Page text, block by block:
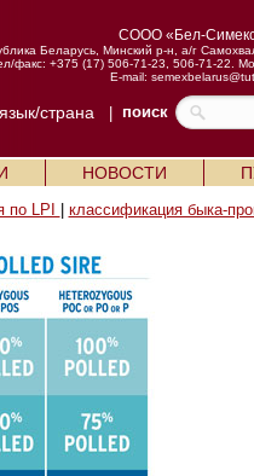
СООО «Бел-
Беларусь, Минский р-н, а/г
факс: +375 (17) 506-71-23, 506-71-22.
E-mail:
язык/страна| поиск
НОВОСТИ
по LPI классификация быка-